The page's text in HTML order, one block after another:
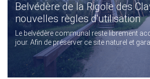
Belvédère de la Rigole des
nouvelles règles d'utilisation
Le belvédère communal reste librement
jour. Afin de préserver ce site naturel et